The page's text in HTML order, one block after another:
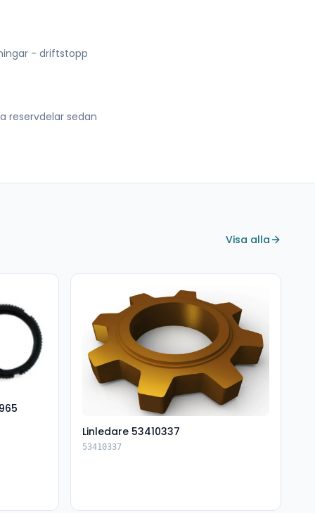
- driftstopp
reservdelar sedan
Visa alla
Linledare 53410337
53410337